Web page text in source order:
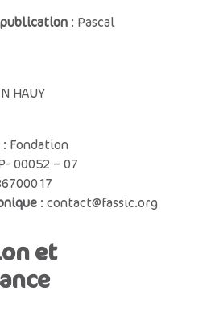
: Pascal
HAUY
: Fondation
00052 – 07
: contact@fassic.org
et